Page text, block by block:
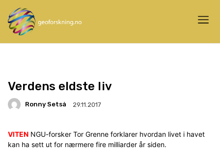
Verdens eldste liv
Ronny Setså 29.11.2017
VITEN NGU-forsker Tor Grenne forklarer hvordan livet i havet
kan ha sett ut for nærmere fire milliarder år siden.